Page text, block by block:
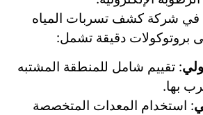
في شركة كشف تسربات المياه
بروتوكولات دقيقة تشمل:
: تقييم شامل للمنطقة المشتبه
بها.
: استخدام المعدات المتخصصة